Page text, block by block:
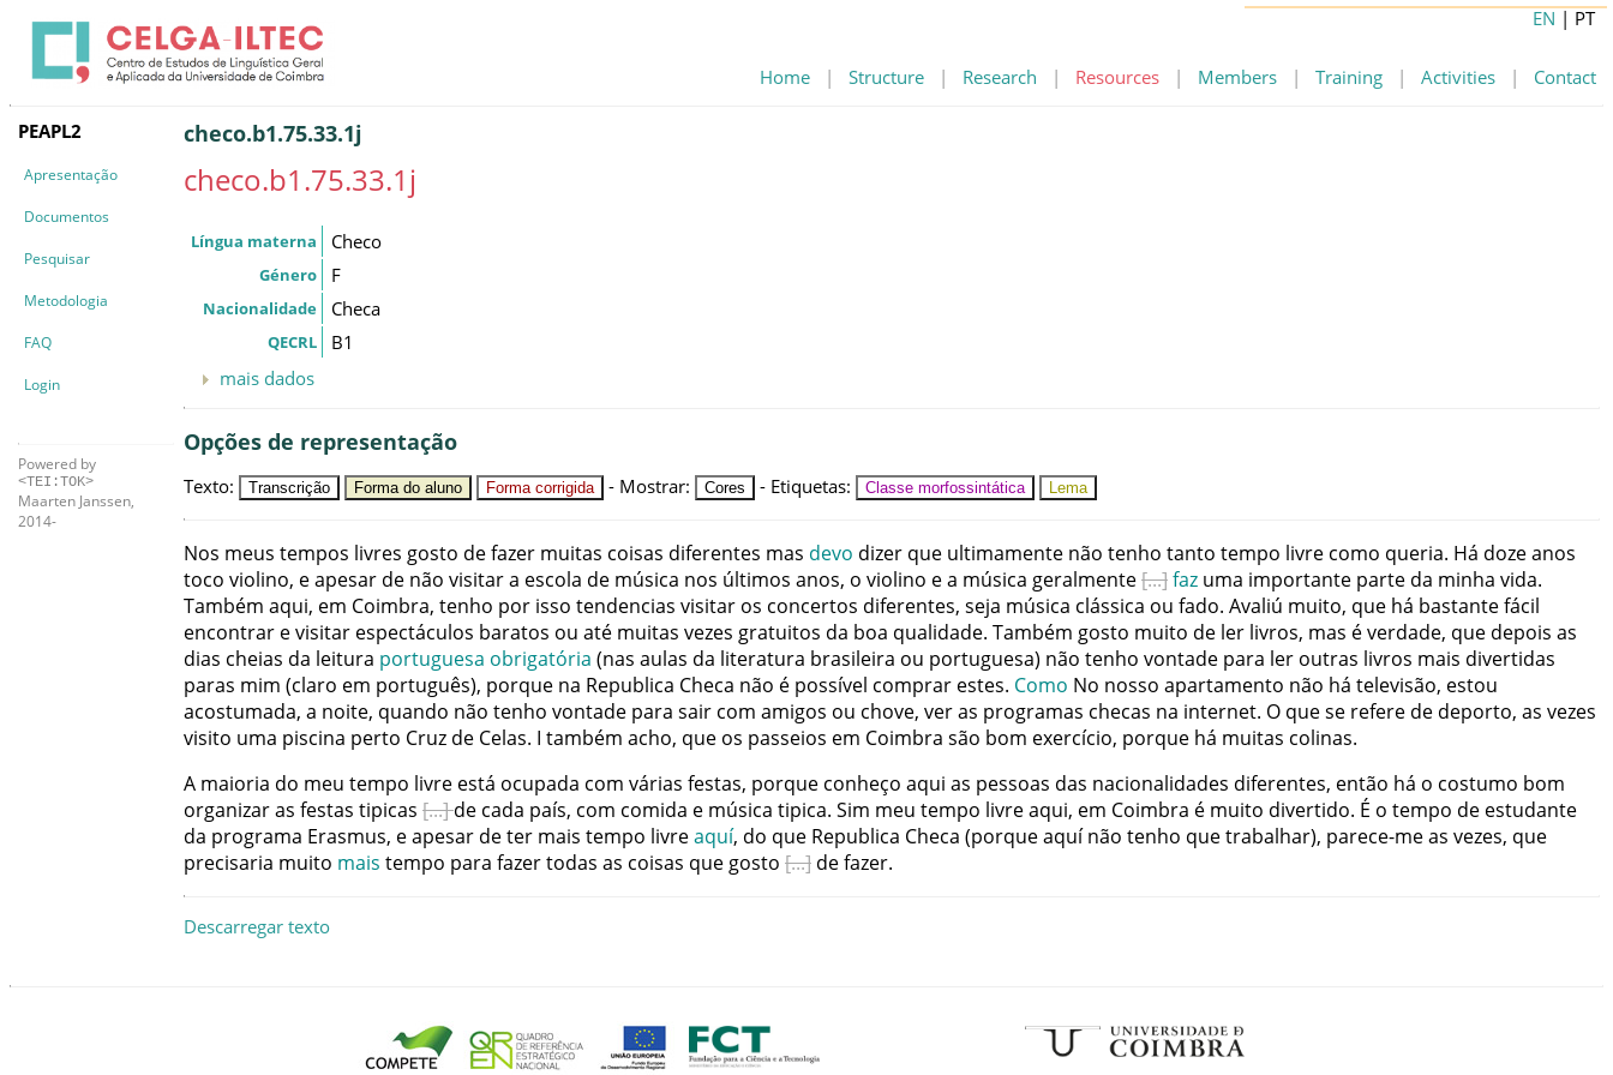
Home | Structure | Research | Resources | Members | Training | Activities | Contact
EN | PT
PEAPL2
Apresentação
Documentos
Pesquisar
Metodologia
FAQ
Login
Powered by
<TEI:TOK>
Maarten Janssen,
2014-
checo.b1.75.33.1j
checo.b1.75.33.1j
Língua materna Checo
Género F
Nacionalidade Checa
QECRL
B1
mais dados
Opções de representação
Texto: Transcrição Forma do aluno Forma corrigida - Mostrar: Cores - Etiquetas: Classe morfossintática Lema
Nos meus tempos livres gosto defazer muitas coisas diferentes mas devo dizer que ultimamente não tenho tanto tempo livre como queria. Há dozeanos
toco violino, eapesar de não visitara escola de música nos últimos anos, o violino ea música geralmente faz uma importante parte da minha vida.
Também aqui, em Coimbra, tenho por isso tendencias visitar os concertos diferentes, seja música clássica ou fado. Avaliú muito, que há bastantefácil
encontrar evisitar espectáculos baratos ou até muitas vezes gratuitos da boa qualidade. Também gosto muito de ler livros, mas éverdade, que depois as
dias cheias da leitura portuguesa obrigatória (nas aulas da literatura brasileira ou portuguesa) não tenho vontade para ler outras livros mais divertidas
paras mim (claro em português), porque na Republica Checa não é possível comprar estes. Como No nosso apartamento não há televisão, estou
acostumada, a noite, quando não tenho vontade para sair com amigos ou chove, veras programas checas na internet. O quese refere de deporto, as vezes
visito uma piscina perto Cruz de Celas. I também acho, que os passeios em Coimbra são bom exercício, porque há muitas colinas.
A maioria do meu tempo livre está ocupada com várias festas, porque conheço aqui as pessoas das nacionalidades diferentes, então há o costumo bom
organizaras festas tipicas de cada país, com comida e música tipica. Sim meu tempo livreaqui, em Coimbra é muito divertido. É o tempo de estudante
da programa Erasmus, eapesar deter mais tempo livreaquí, do que Republica Checa (porqueaquí não tenho quetrabalhar), parece-meas vezes, que
precisaria muito mais tempo para fazertodas as coisas que gosto defazer.
Descarregar texto